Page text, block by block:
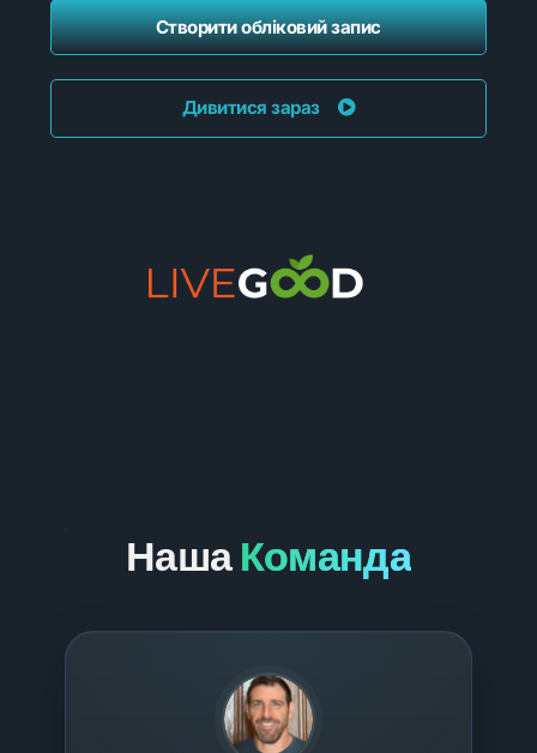
Створити обліковий запис
Дивитися зараз
НашаКоманда